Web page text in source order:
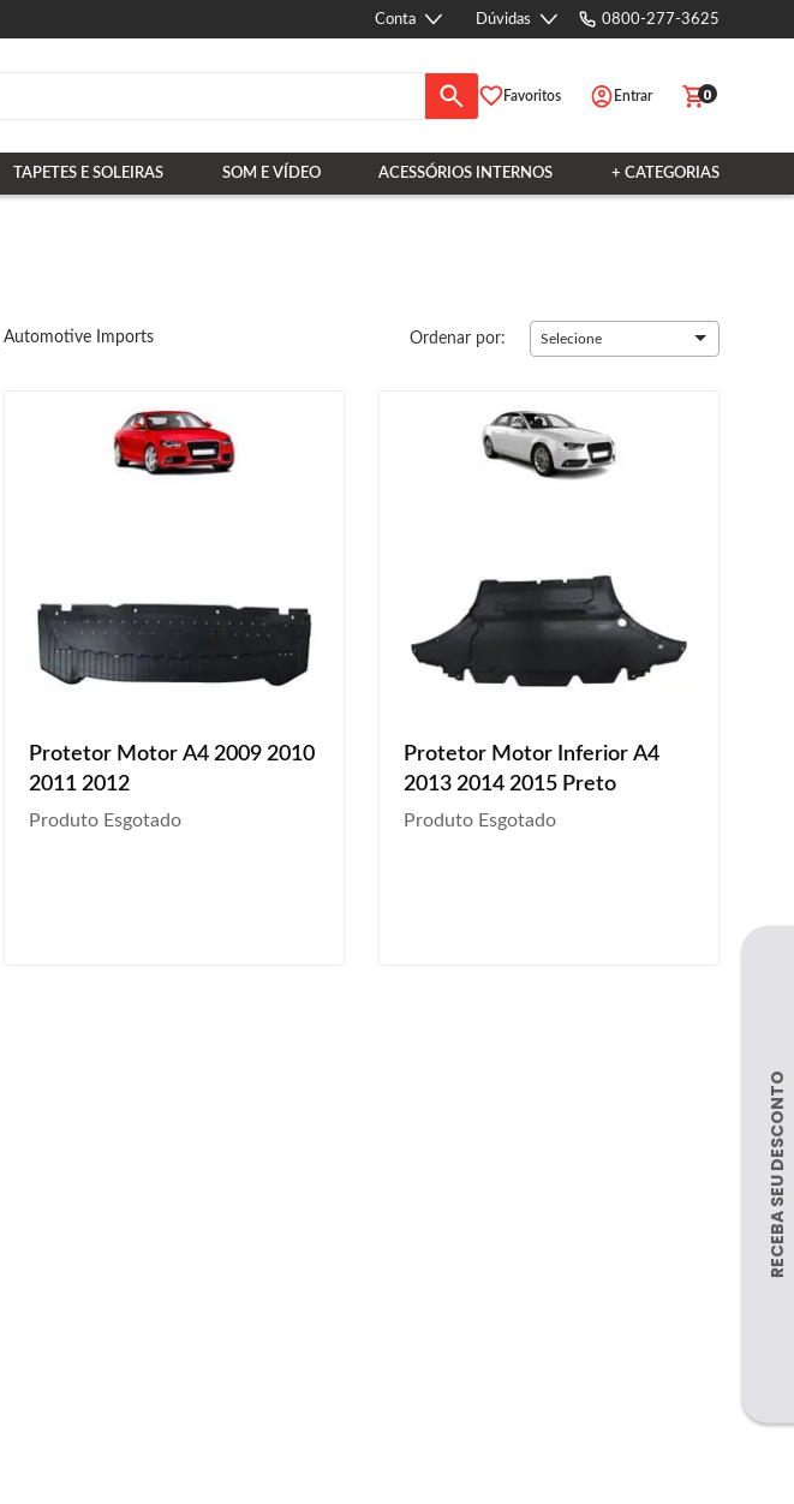
Conta Dúvidas 0800-277-3625
Favoritos Entrar 0
TAPETES E SOLEIRAS SOM E VÍDEO ACESSÓRIOS INTERNOS + CATEGORIAS
Automotive Imports Ordenar por: Selecione
Protetor Motor A4 2009 2010
2011 2012
Produto Esgotado
Protetor Motor Inferior A4
2013 2014 2015 Preto
Produto Esgotado